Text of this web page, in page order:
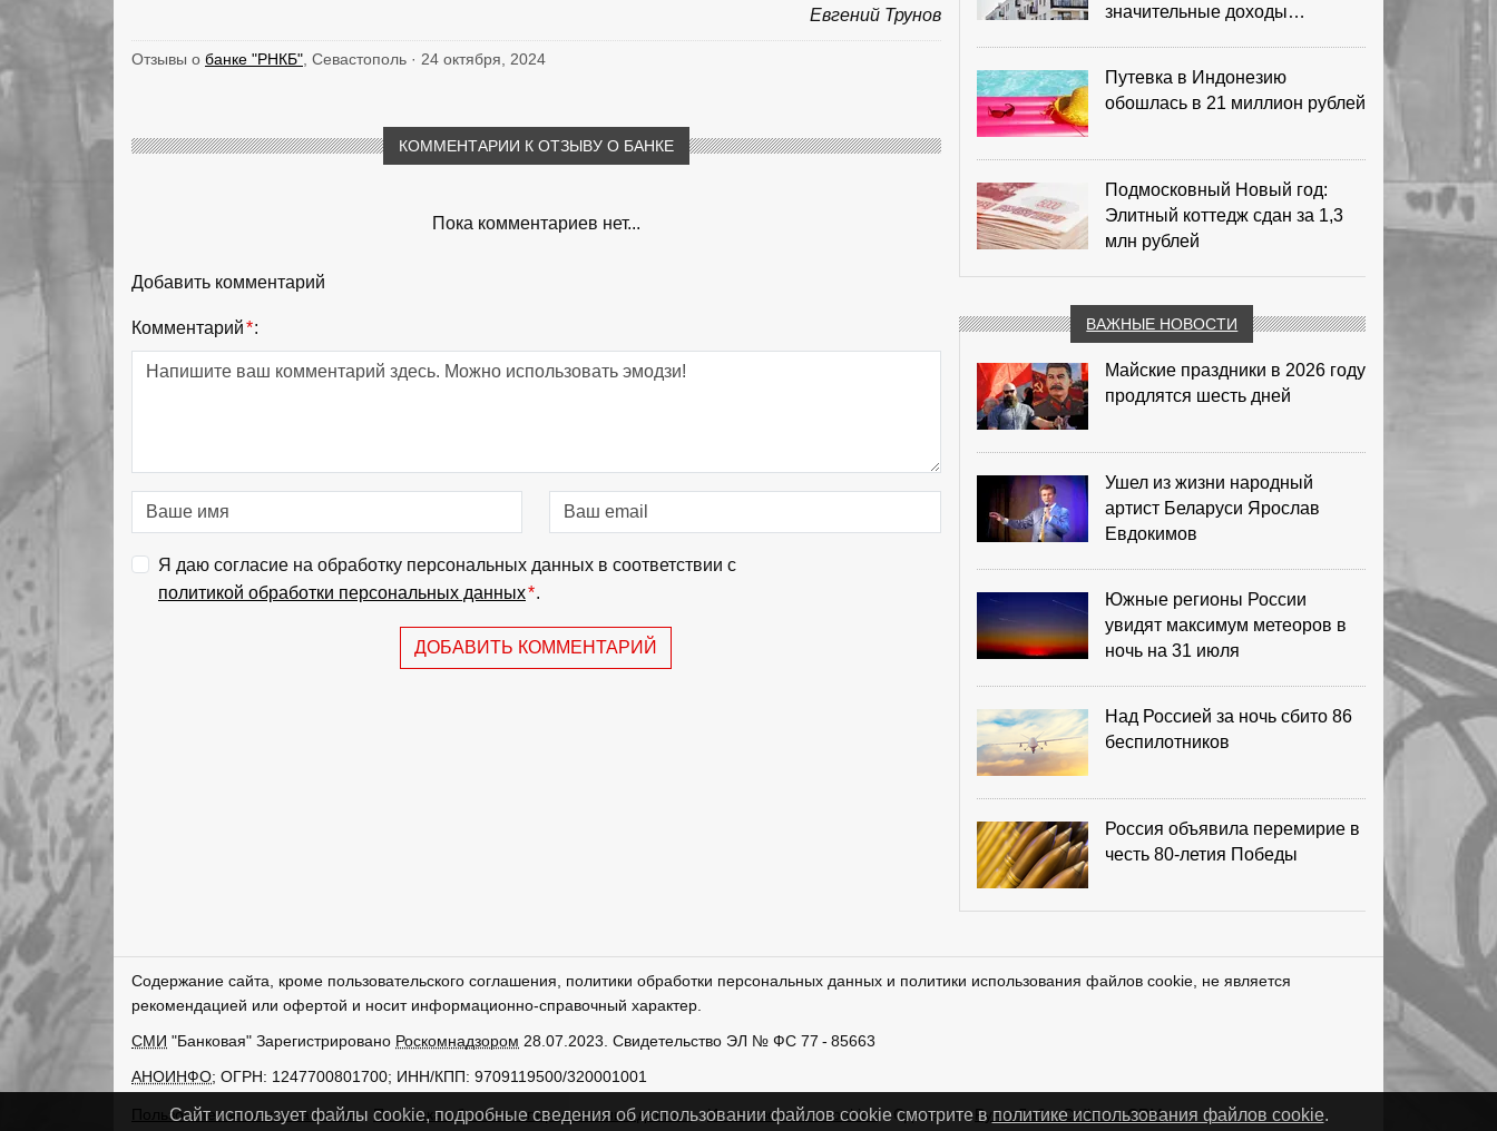
Евгений Трунов
Отзывы о банке "РНКБ" , Севастополь · 24 октября, 2024
КОММЕНТАРИИ К ОТЗЫВУ О БАНКЕ
Пока комментариев нет...
Добавить комментарий
Комментарий*:
Я даю согласие на обработку персональных данных в соответствии с
политикой обработки персональных данных*.
ДОБАВИТЬ КОММЕНТАРИЙ
значительные доходы
Путевка в Индонезию
обошлась в 21 миллион рублей
Подмосковный Новый год:
Элитный коттедж сдан за 1,3
млн рублей
ВАЖНЫЕ НОВОСТИ
Майские праздники в 2026 году
продлятся шесть дней
Ушел из жизни народный
артист Беларуси Ярослав
Евдокимов
Южные регионы России
увидят максимум метеоров в
ночь на 31 июля
Над Россией за ночь сбито 86
беспилотников
Россия объявила перемирие в
честь 80-летия Победы
Содержание сайта, кроме пользовательского соглашения, политики обработки персональных данных и политики использования файлов cookie, не является
рекомендацией или офертой и носит информационно-справочный характер.
СМИ "Банковая" Зарегистрировано Роскомнадзором 28.07.2023. Свидетельство ЭЛ № ФС 77 - 85663
АНОИНФО; ОГРН: 1247700801700; ИНН/КПП: 9709119500/320001001
Пользовательское соглашение Политика обработки персональных данных Использование cookies Сделано вРунетЛаб – Сайты и CRM
Сайт использует файлы cookie, подробные сведения об использовании файлов cookie смотрите вполитике использования файлов cookie.